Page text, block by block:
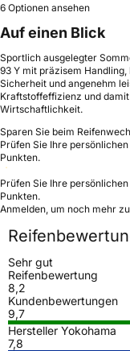
6 Optionen ansehen
Auf einen Blick
Sportlich ausgelegter
93 Y mit präzisem
Sicherheit und angenehm
Kraftstoffeffizienz und
Wirtschaftlichkeit.
Sparen Sie beim
Prüfen Sie Ihre
Punkten.
Prüfen Sie Ihre
Punkten.
Anmelden, um noch mehr
Sehr gut
Reifenbewertung
8,2
Kundenbewertungen
9,7
Hersteller Yokohama
7,8